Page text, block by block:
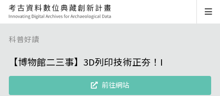
科普好讀
【博物館二三事】3D列印技術正夯！I
前往網站